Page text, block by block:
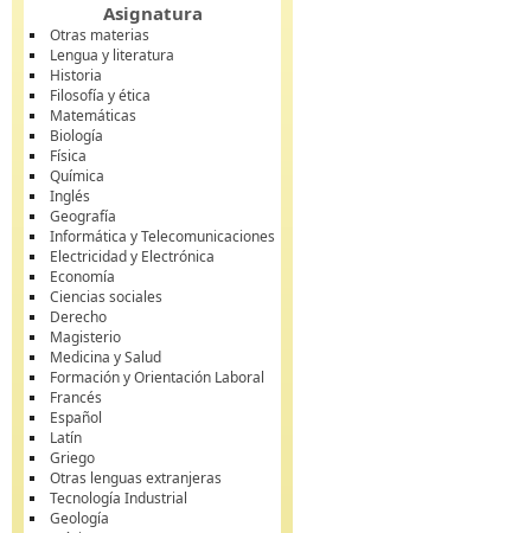
Asignatura
Otras materias
Lengua y literatura
Historia
Filosofía y ética
Matemáticas
Biología
Física
Química
Inglés
Geografía
Informática y Telecomunicaciones
Electricidad y Electrónica
Economía
Ciencias sociales
Derecho
Magisterio
Medicina y Salud
Formación y Orientación Laboral
Francés
Español
Latín
Griego
Otras lenguas extranjeras
Tecnología Industrial
Geología